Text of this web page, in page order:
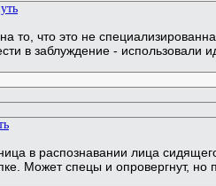
то, что это не
в заблуждение - использовали
в распознавании лица
Может спецы и опровергнут, но